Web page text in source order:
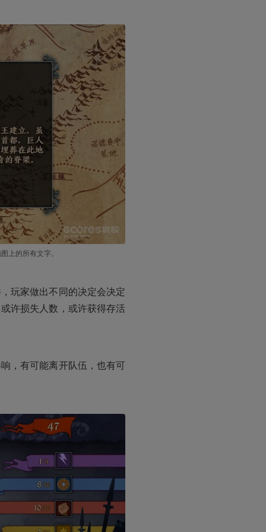
上的所有文字。
玩家做出不同的决定会决定
许损失人数，或许获得存活
，有可能离开队伍，也有可